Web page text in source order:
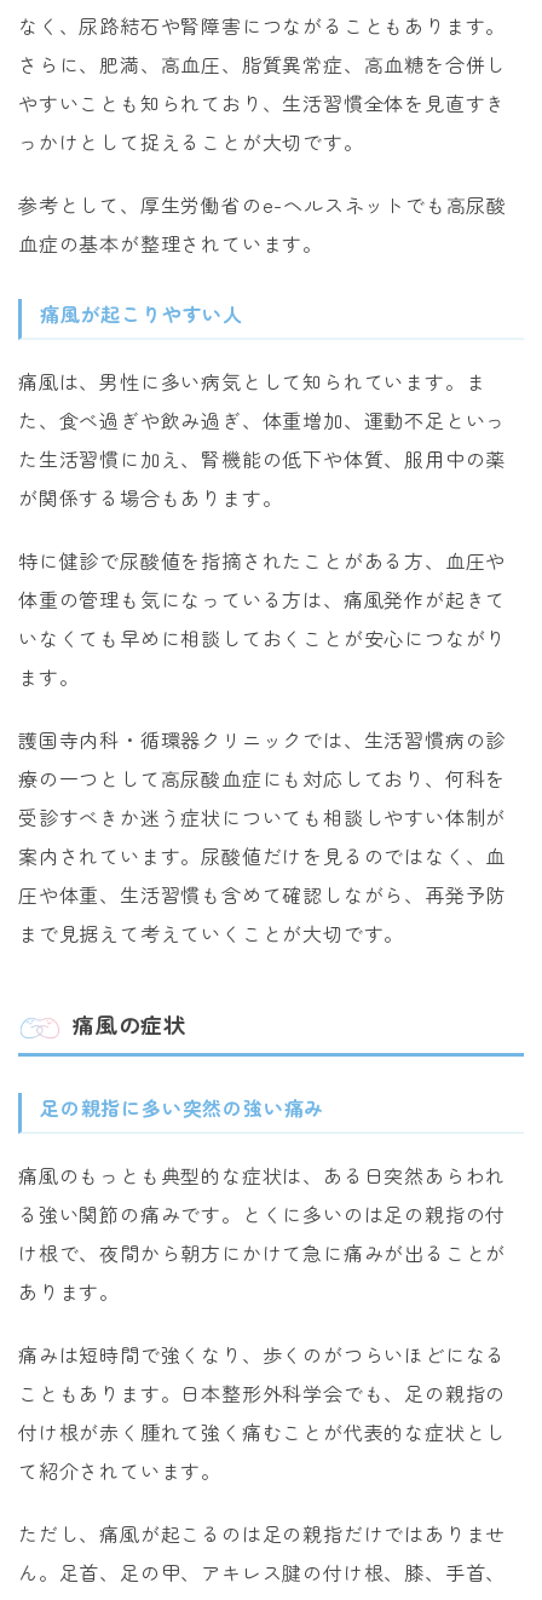
なく、尿路結石や腎障害につながることもあります。
さらに、肥満、高血圧、脂質異常症、高血糖を合併し
やすいことも知られており、生活習慣全体を見直すき
っかけとして捉えることが大切です。
参考として、 厚生労働省のe-ヘルスネット でも高尿酸
血症の基本が整理されています。
痛風が起こりやすい人
痛風は、男性に多い病気として知られています。ま
た、食べ過ぎや飲み過ぎ、体重増加、運動不足といっ
た生活習慣に加え、腎機能の低下や体質、服用中の薬
が関係する場合もあります。
特に健診で尿酸値を指摘されたことがある方、血圧や
体重の管理も気になっている方は、痛風発作が起きて
いなくても早めに相談しておくことが安心につながり
ます。
護国寺内科・循環器クリニックでは、生活習慣病の診
療の一つとして高尿酸血症にも対応しており、何科を
受診すべきか迷う症状についても相談しやすい体制が
案内されています。尿酸値だけを見るのではなく、血
圧や体重、生活習慣も含めて確認しながら、再発予防
まで見据えて考えていくことが大切です。
痛風の症状
足の親指に多い突然の強い痛み
痛風のもっとも典型的な症状は、ある日突然あらわれ
る強い関節の痛みです。とくに多いのは足の親指の付
け根で、夜間から朝方にかけて急に痛みが出ることが
あります。
痛みは短時間で強くなり、歩くのがつらいほどになる
こともあります。日本整形外科学会でも、足の親指の
付け根が赤く腫れて強く痛むことが代表的な症状とし
て紹介されています。
ただし、痛風が起こるのは足の親指だけではありませ
ん。足首、足の甲、アキレス腱の付け根、膝、手首、